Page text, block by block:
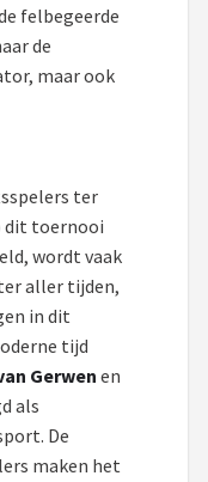
felbegeerde
de
maar ook
ter
dit toernooi
wordt vaak
aller tijden,
in dit
tijd
Gerwen en
als
De
maken het